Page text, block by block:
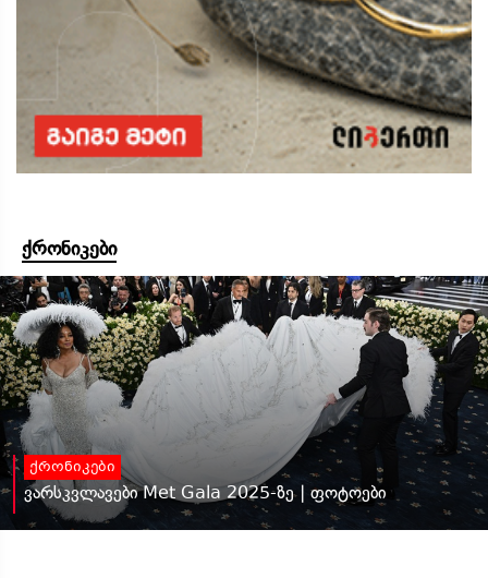
ქრონიკები
ქრონიკები
ვარსკვლავები Met Gala 2025-ზე | ფოტოები